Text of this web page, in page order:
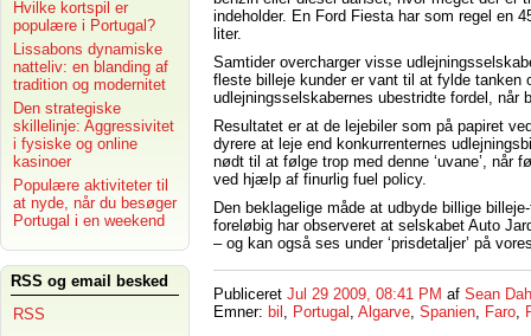
Hvilke kortspil er
populære i Portugal?
Lissabons dynamiske
natteliv: en blanding af
tradition og modernitet
Den strategiske
skillelinje: Aggressivitet
i fysiske og online
kasinoer
Populære aktiviteter til
at nyde, når du besøger
Portugal i en weekend
RSS og email besked
RSS
indeholder. En Ford Fiesta har som regel en
liter.
Samtider overcharger visse
fleste billeje kunder er vant til at fylde
udlejningsselskabernes ubestridte fordel,
Resultatet er at de lejebiler som på papiret
dyrere at leje end konkurrenternes
nødt til at følge trop med denne ‘uvane’, når
ved hjælp af finurlig fuel policy.
Den beklagelige måde at udbyde billige
foreløbig har observeret at selskabet Auto
– og kan også ses under ‘prisdetaljer’ på
Publiceret Jul 29 2009, 08:41 PM af Sean
Emner: bil , Portugal , Algarve, Spanien, Faro,